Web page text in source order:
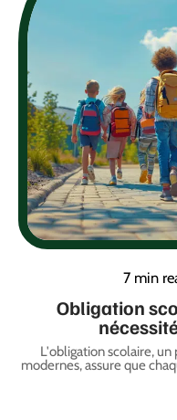
7 min
Obligation
L'obligation scolaire,
modernes, assure que